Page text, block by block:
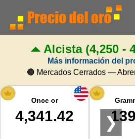
Inicio
Precio del oro
Precio de la
Calculadora de
Alcista(4,250 -
Más información del
🔴 Mercados Cerrados —
Once or
4,341.42 ❯